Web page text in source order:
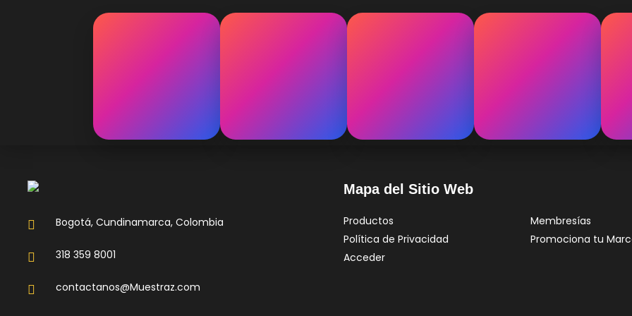
Bogotá, Cundinamarca, Colombia
318 359 8001
contactanos@Muestraz.com
Mapa del Sitio Web
Productos
Membresías
Política de Privacidad
Promociona tu
Acceder